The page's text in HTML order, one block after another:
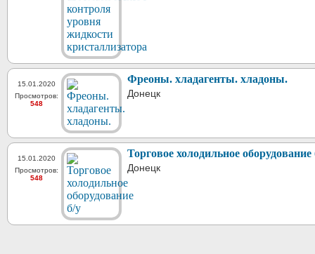
15.01.2020
Просмотров:
548
Фреоны. хладагенты. хладоны.
Донецк
15.01.2020
Просмотров:
548
Торговое холодильное оборудование
Донецк